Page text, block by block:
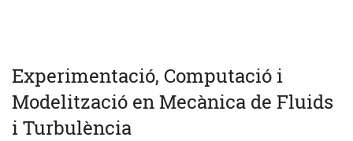
Experimentació, Computació i
Modelització en Mecànica de Fluids
i Turbulència